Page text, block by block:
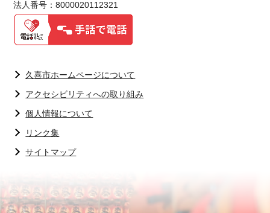
法人番号：8000020112321
久喜市ホームページについて
アクセシビリティへの取り組み
個人情報について
リンク集
サイトマップ